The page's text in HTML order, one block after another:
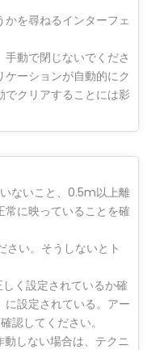
を尋ねるインターフェ
動で閉じないでくださ
ーションが自動的にク
でクリアすることには影
ないこと、0.5m以上離
常に映っていることを確
さい。そうしないとト
く設定されているか確
設定されている。アー
認してください。
しない場合は、テクニ